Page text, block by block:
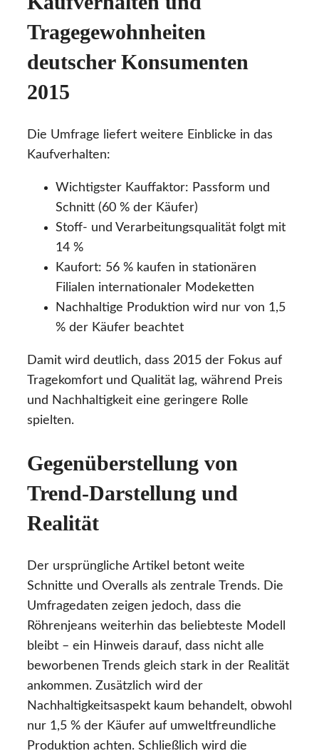
Tragegewohnheiten
deutscher Konsumenten
2015
Die Umfrage liefert weitere Einblicke in das
Kaufverhalten:
Wichtigster Kauffaktor: Passform und
Schnitt (60 % der Käufer)
Stoff- und Verarbeitungsqualität folgt mit
14 %
Kaufort: 56 % kaufen in stationären
Filialen internationaler Modeketten
Nachhaltige Produktion wird nur von 1,5
% der Käufer beachtet
Damit wird deutlich, dass 2015 der Fokus auf
Tragekomfort und Qualität lag, während Preis
und Nachhaltigkeit eine geringere Rolle
spielten.
Gegenüberstellung von
Trend-Darstellung und
Realität
Der ursprüngliche Artikel betont weite
Schnitte und Overalls als zentrale Trends. Die
Umfragedaten zeigen jedoch, dass die
Röhrenjeans weiterhin das beliebteste Modell
bleibt – ein Hinweis darauf, dass nicht alle
beworbenen Trends gleich stark in der Realität
ankommen. Zusätzlich wird der
Nachhaltigkeitsaspekt kaum behandelt, obwohl
nur 1,5 % der Käufer auf umweltfreundliche
Produktion achten. Schließlich wird die